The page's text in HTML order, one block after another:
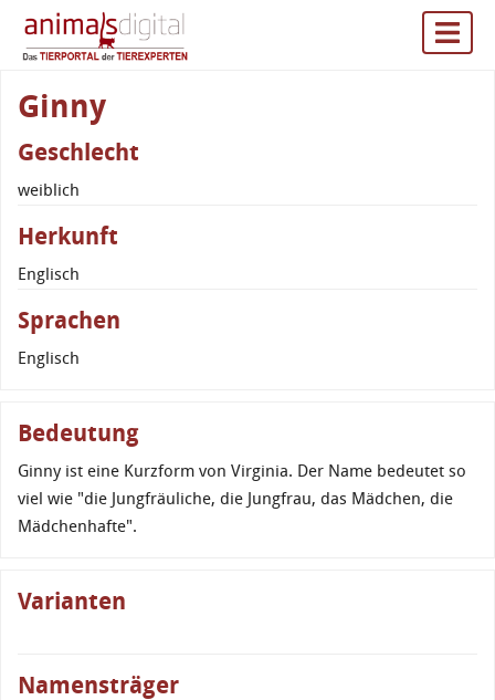
Ginny
Geschlecht
weiblich
Herkunft
Englisch
Sprachen
Englisch
Bedeutung
Ginny ist eine Kurzform von Virginia. Der Name bedeutet so
viel wie "die Jungfräuliche, die Jungfrau, das Mädchen, die
Mädchenhafte".
Varianten
Namensträger